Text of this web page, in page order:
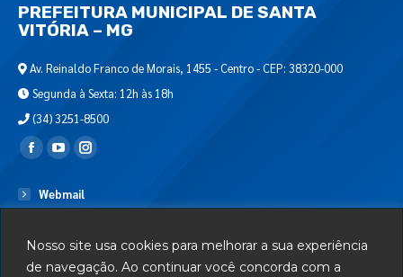
Nosso site usa cookies para melhorar a sua experiência
de navegação. Ao continuar você concorda com a
PREFEITURA MUNICIPAL DE SANTA
VITÓRIA – MG
Av. Reinaldo Franco de Morais, 1455 - Centro - CEP: 38320-000
Segunda à Sexta: 12h às 18h
(34) 3251-8500
Encontre-nos em:
Webmail
Serviços